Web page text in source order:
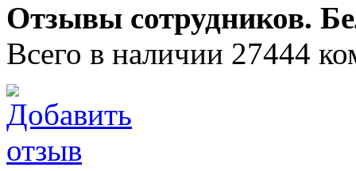
Отзывы сотрудников.
Всего в наличии 27444